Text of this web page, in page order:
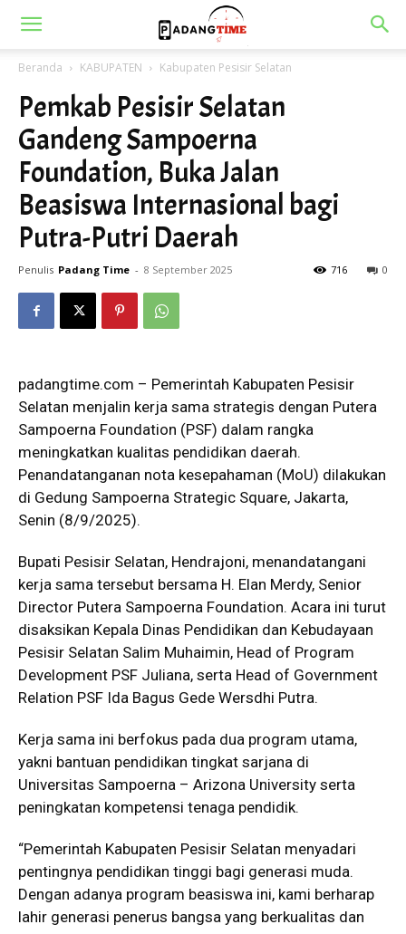
Beranda KABUPATEN Kabupaten Pesisir Selatan
Pemkab Pesisir Selatan
Gandeng Sampoerna
Foundation, Buka Jalan
Beasiswa Internasional bagi
Putra-Putri Daerah
Penulis Padang Time - 8 September 2025 0
716
padangtime.com – Pemerintah Kabupaten Pesisir
Selatan menjalin kerja sama strategis dengan Putera
Sampoerna Foundation (PSF) dalam rangka
meningkatkan kualitas pendidikan daerah.
Penandatanganan nota kesepahaman (MoU) dilakukan
di Gedung Sampoerna Strategic Square, Jakarta,
Senin (8/9/2025).
Bupati Pesisir Selatan, Hendrajoni, menandatangani
kerja sama tersebut bersama H. Elan Merdy, Senior
Director Putera Sampoerna Foundation. Acara ini turut
disaksikan Kepala Dinas Pendidikan dan Kebudayaan
Pesisir Selatan Salim Muhaimin, Head of Program
Development PSF Juliana, serta Head of Government
Relation PSF Ida Bagus Gede Wersdhi Putra.
Kerja sama ini berfokus pada dua program utama,
yakni bantuan pendidikan tingkat sarjana di
Universitas Sampoerna – Arizona University serta
peningkatan kompetensi tenaga pendidik.
“Pemerintah Kabupaten Pesisir Selatan menyadari
pentingnya pendidikan tinggi bagi generasi muda.
Dengan adanya program beasiswa ini, kami berharap
lahir generasi penerus bangsa yang berkualitas dan